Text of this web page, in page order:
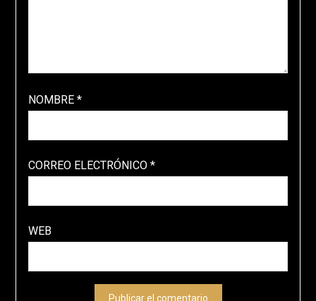
NOMBRE *
CORREO ELECTRÓNICO *
WEB